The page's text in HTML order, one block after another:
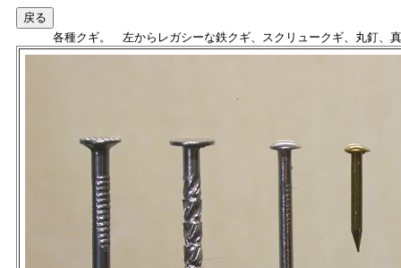
各種クギ。 左からレガシーな鉄クギ、スクリュークギ、丸釘、